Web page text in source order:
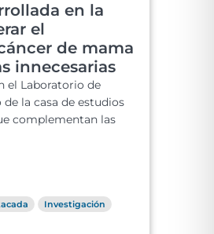
en la
el
de mama
innecesarias
el Laboratorio de
la casa de estudios
complementan las
Investigación